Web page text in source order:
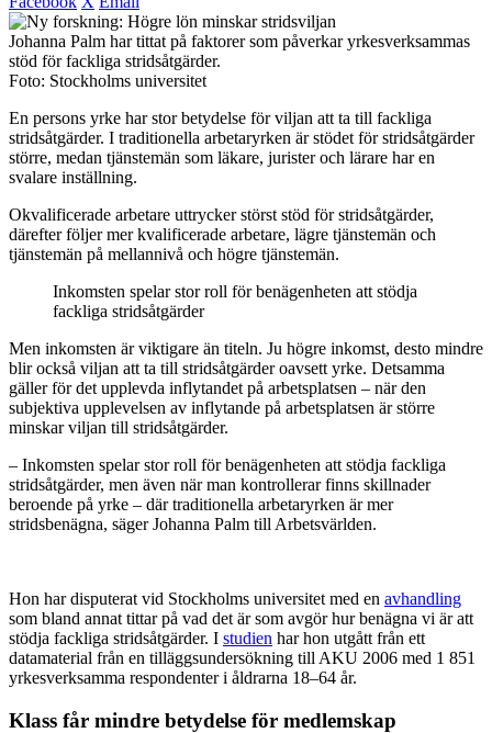
Johanna Palm har tittat på faktorer som påverkar yrkesverksammas
stöd för fackliga stridsåtgärder.
Foto: Stockholms universitet
En persons yrke har stor betydelse för viljan att ta till fackliga
stridsåtgärder. I traditionella arbetaryrken är stödet för stridsåtgärder
större, medan tjänstemän som läkare, jurister och lärare har en
svalare inställning.
Okvalificerade arbetare uttrycker störst stöd för stridsåtgärder,
därefter följer mer kvalificerade arbetare, lägre tjänstemän och
tjänstemän på mellannivå och högre tjänstemän.
Inkomsten spelar stor roll för benägenheten att stödja
fackliga stridsåtgärder
Men inkomsten är viktigare än titeln. Ju högre inkomst, desto mindre
blir också viljan att ta till stridsåtgärder oavsett yrke. Detsamma
gäller för det upplevda inflytandet på arbetsplatsen – när den
subjektiva upplevelsen av inflytande på arbetsplatsen är större
minskar viljan till stridsåtgärder.
– Inkomsten spelar stor roll för benägenheten att stödja fackliga
stridsåtgärder, men även när man kontrollerar finns skillnader
beroende på yrke – där traditionella arbetaryrken är mer
stridsbenägna, säger Johanna Palm till Arbetsvärlden.
Hon har disputerat vid Stockholms universitet med en avhandling
som bland annat tittar på vad det är som avgör hur benägna vi är att
stödja fackliga stridsåtgärder. I studien har hon utgått från ett
datamaterial från en tilläggsundersökning till AKU 2006 med 1 851
yrkesverksamma respondenter i åldrarna 18–64 år.
Klass får mindre betydelse för medlemskap